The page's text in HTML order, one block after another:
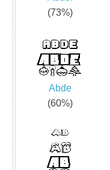
(73%)
Abde
(60%)